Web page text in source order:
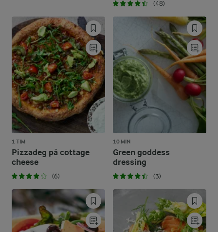
(48)
1 TIM
Pizzadeg på cottage
cheese
(6)
10 MIN
Green goddess
dressing
(3)